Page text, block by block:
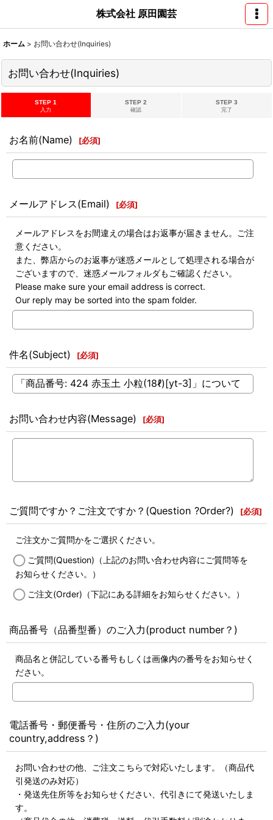
株式会社 原田園芸
ホーム > お問い合わせ(Inquiries)
お問い合わせ(Inquiries)
STEP 1
入力
STEP 2
確認
STEP 3
完了
お名前(Name) [必須]
メールアドレス(Email) [必須]
メールアドレスをお間違えの場合はお返事が届きません。ご注
意ください。
また、弊店からのお返事が迷惑メールとして処理される場合が
ございますので、迷惑メールフォルダもご確認ください。
Please make sure your email address is correct.
Our reply may be sorted into the spam folder.
件名(Subject) [必須]
お問い合わせ内容(Message) [必須]
ご質問ですか？ご注文ですか？(Question ?Order?) [必須]
ご注文かご質問かをご選択ください。
ご質問(Question)（上記のお問い合わせ内容にご質問等を
お知らせください。）
ご注文(Order)（下記にある詳細をお知らせください。）
商品番号（品番型番）のご入力(product number？)
商品名と併記している番号もしくは画像内の番号をお知らせく
ださい。
電話番号・郵便番号・住所のご入力(your
country,address？)
お問い合わせの他、ご注文こちらで対応いたします。（商品代
引発送のみ対応）
・発送先住所等をお知らせください、代引きにて発送いたしま
す。